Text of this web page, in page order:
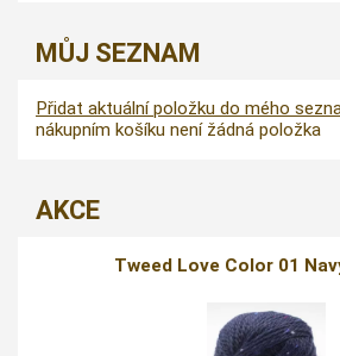
MŮJ SEZNAM
Přidat aktuální položku do mého
nákupním košíku není žádná položka
AKCE
Tweed Love Color 01